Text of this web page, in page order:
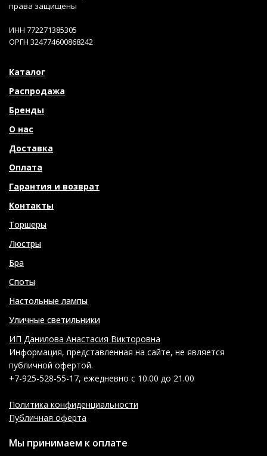
права защищены
ИНН 772271385305
ОРГН 324774600868242
Каталог
Распродажа
Бренды
О нас
Доставка
Оплата
Гарантия и возврат
Контакты
Торшеры
Люстры
Бра
Споты
Настольные лампы
Уличные светильники
ИП Данилова Анастасия Викторовна
Информация, представленная на сайте, не является
публичной офертой.
+7-925-528-55-17, ежедневно с 10.00 до 21.00
Политика конфиденциальности
Публичная оферта
Мы принимаем к оплате